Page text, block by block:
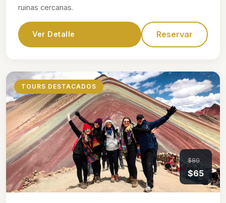
ruinas cercanas.
Ver Detalle Reservar
TOURS DESTACADOS
$80
$65